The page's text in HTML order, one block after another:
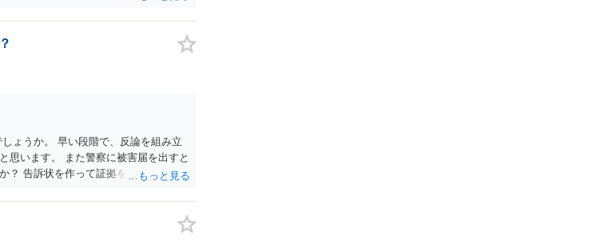
1次に掲げる行為又は事由その他これら
しくは全うすることが困難な状態にさ
せること又はそれらの影響があるこ
い意思を形成し、表明し若しくは全う
ょうか。 早い段階で、反論を組み立
思います。 また警察に被害届を出すと
？ 告訴状を作って証拠をそろえて出す